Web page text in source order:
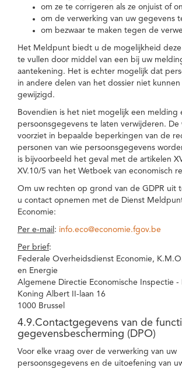
om ze te corrigeren als ze onjuist of
om de verwerking van uw gegevens
om bezwaar te maken tegen de
Het Meldpunt biedt u de mogelijkheid deze
te vullen door middel van een bij uw
aantekening. Het is echter mogelijk dat
in andere delen van het dossier niet
gewijzigd.
Bovendien is het niet mogelijk een melding
persoonsgegevens te laten verwijderen. De
voorziet in bepaalde beperkingen van de
personen van wie persoonsgegevens
is bijvoorbeeld het geval met de artikelen
XV.10/5 van het Wetboek van economisch
Om uw rechten op grond van de GDPR uit
u contact opnemen met de Dienst
Economie:
Per e-mail : info.eco@economie.fgov.be
Per brief:
Federale Overheidsdienst Economie,
en Energie
Algemene Directie Economische Inspectie
Koning Albert II-laan 16
1000 Brussel
4.9.Contactgegevens van de
gegevensbescherming (DPO)
Voor elke vraag over de verwerking van uw
persoonsgegevens en de uitoefening van